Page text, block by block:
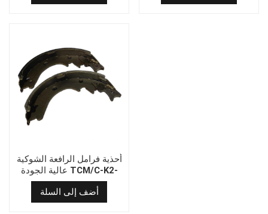
أحذية فرامل الرافعة الشوكية
عالية الجودة TCM/C-K2-
11107-83020
أضف إلى السلة